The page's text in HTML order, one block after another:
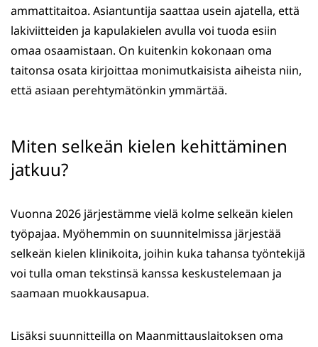
ammattitaitoa. Asiantuntija saattaa usein ajatella, että
lakiviitteiden ja kapulakielen avulla voi tuoda esiin
omaa osaamistaan. On kuitenkin kokonaan oma
taitonsa osata kirjoittaa monimutkaisista aiheista niin,
että asiaan perehtymätönkin ymmärtää.
Miten selkeän kielen kehittäminen
jatkuu?
Vuonna 2026 järjestämme vielä kolme selkeän kielen
työpajaa. Myöhemmin on suunnitelmissa järjestää
selkeän kielen klinikoita, joihin kuka tahansa työntekijä
voi tulla oman tekstinsä kanssa keskustelemaan ja
saamaan muokkausapua.
Lisäksi suunnitteilla on Maanmittauslaitoksen oma